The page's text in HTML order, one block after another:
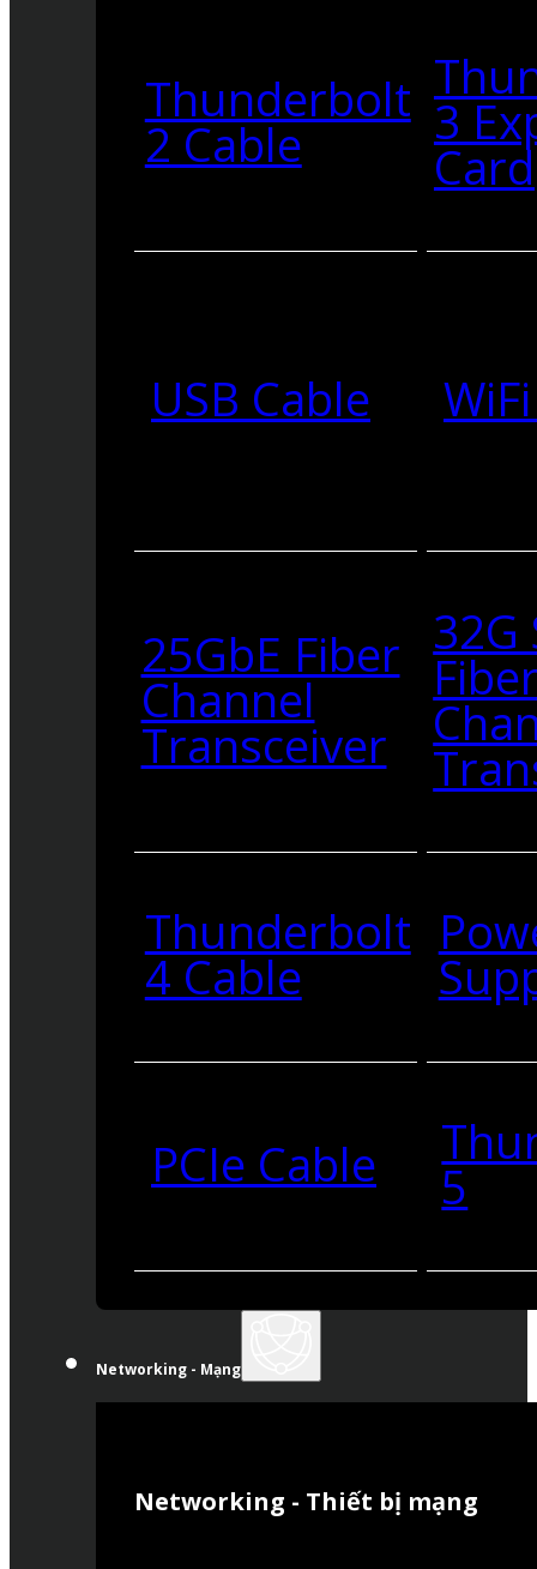
Thunderbolt
2 Cable 3
Card
USB Cable
25GbE Fiber
Channel
Transceiver
32G
Thunderbolt
4 Cable
PCIe Cable 5
Networking - Mạng
Networking - Thiết bị mạng